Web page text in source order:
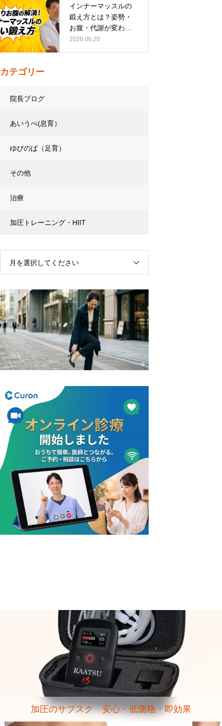
インナーマッスルの
鍛え方とは？姿勢・
お腹・代謝が変わる
トレーニング…
2026.06.20
カテゴリー
院長ブログ
あいうべ(息育）
ゆびのば（足育）
その他
治療
加圧トレーニング・HIIT
月を選択してください
加圧のサブスク 安心・低価格・即効果